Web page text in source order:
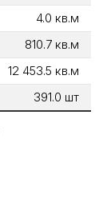
4.0 кв.м
810.7 кв.м
12 453.5 кв.м
391.0 шт